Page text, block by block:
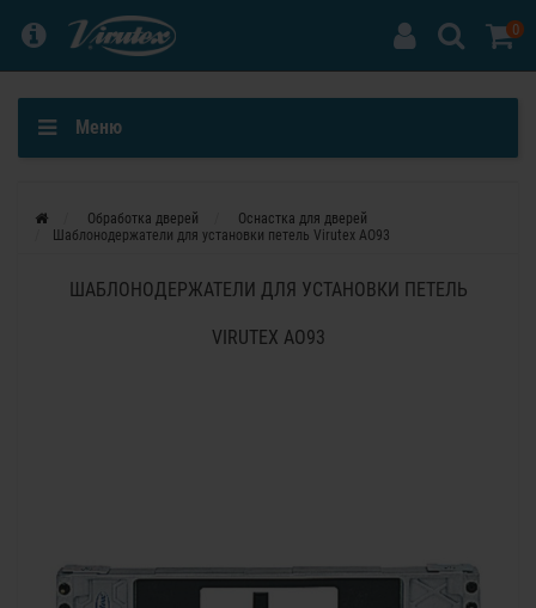
0
Меню
Обработка дверей
Оснастка для дверей
Шаблонодержатели для установки петель Virutex AO93
ШАБЛОНОДЕРЖАТЕЛИ ДЛЯ УСТАНОВКИ ПЕТЕЛЬ
VIRUTEX AO93